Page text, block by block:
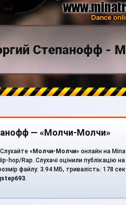
— «Молчи-Молчи»
« Молчи-Молчи» онлайн на
hop/Rap. Слухачі оцінили публікацію
файлу: 3.94 МБ, тривалість: 178
.